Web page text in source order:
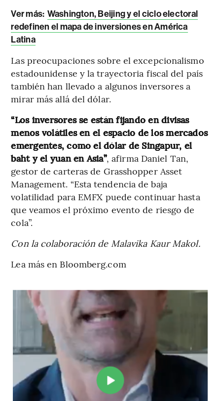
Ver más: Washington, Beijing y el ciclo electoral
redefinen el mapa de inversiones en América
Latina
Las preocupaciones sobre el excepcionalismo
estadounidense y la trayectoria fiscal del país
también han llevado a algunos inversores a
mirar más allá del dólar.
“Los inversores se están fijando en divisas
menos volátiles en el espacio de los mercados
emergentes, como el dólar de Singapur, el
baht y el yuan en Asia”, afirma Daniel Tan,
gestor de carteras de Grasshopper Asset
Management. “Esta tendencia de baja
volatilidad para EMFX puede continuar hasta
que veamos el próximo evento de riesgo de
cola”.
Con la colaboración de Malavika Kaur Makol.
Lea más en Bloomberg.com